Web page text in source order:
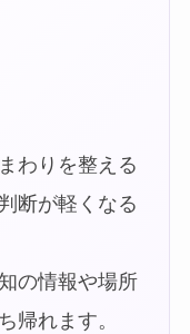
わりを整える
断が軽くなる
の情報や場所
帰れます。